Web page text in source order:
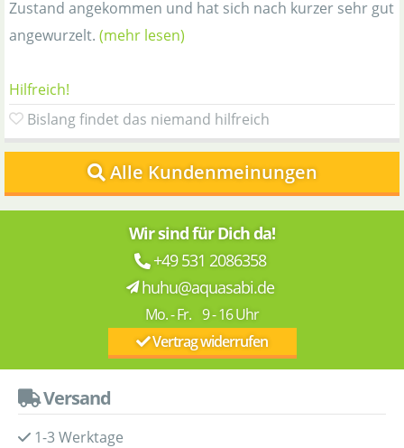
Zustand angekommen und hat sich nach kurzer sehr gut
angewurzelt. (mehr lesen)
Hilfreich!
Bislang findet das niemand hilfreich
Alle Kundenmeinungen
Wir sind für Dich da!
+49 531 2086358
huhu@aquasabi.de
Mo. - Fr. 9 - 16 Uhr
Vertrag widerrufen
Versand
1-3 Werktage